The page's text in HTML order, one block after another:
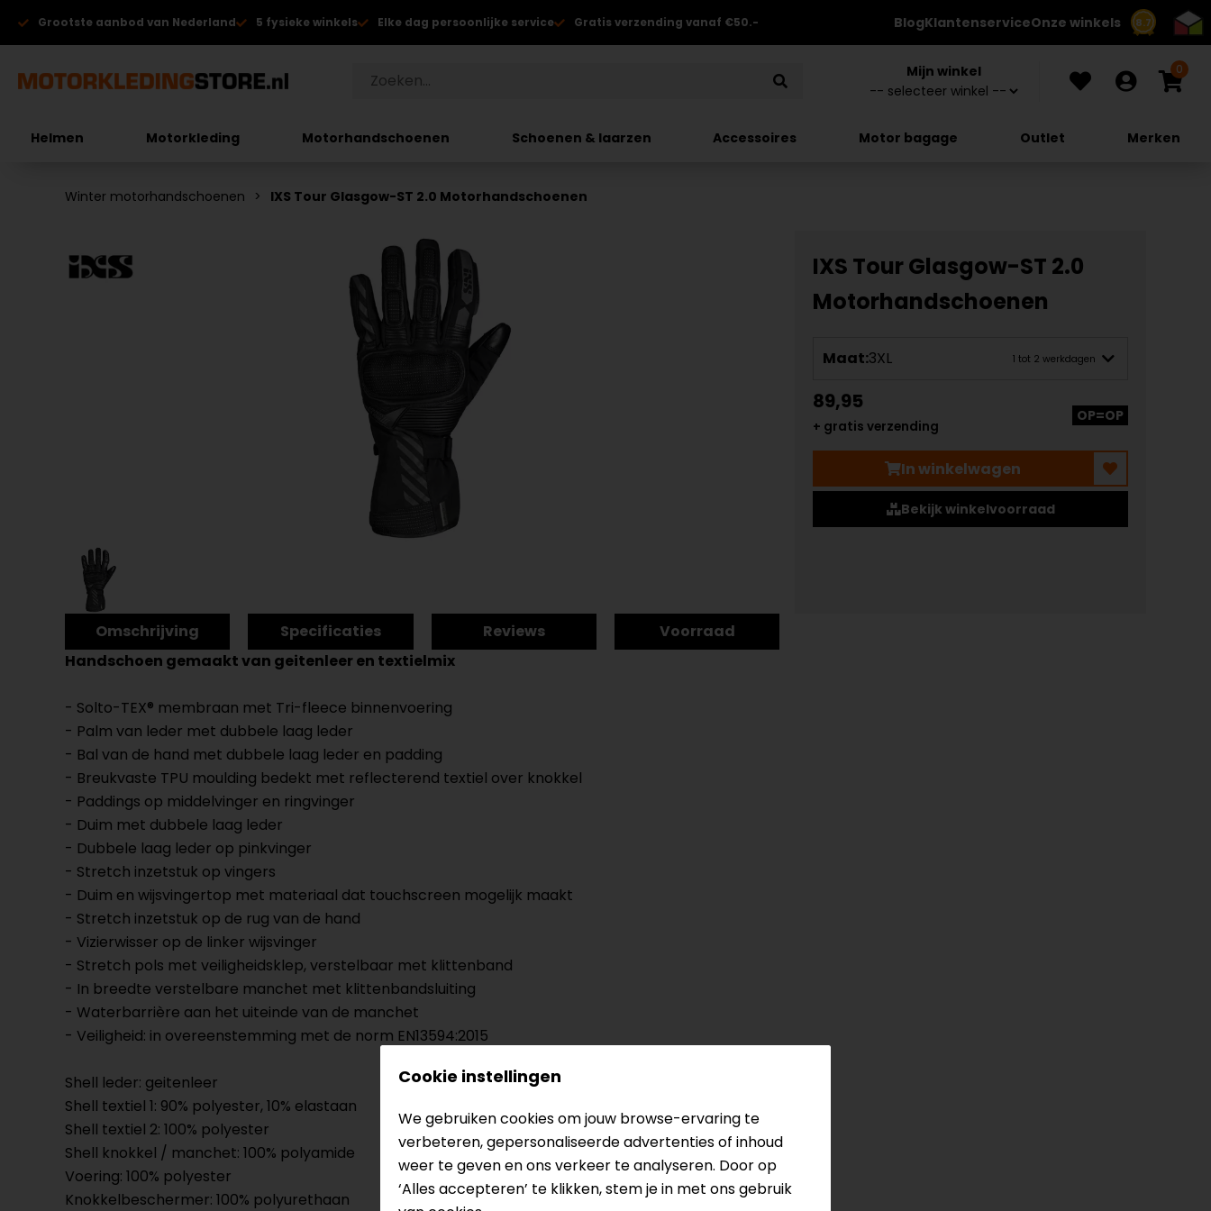
8.7
Grootste aanbod van Nederland 5 fysieke winkels Elke dag persoonlijke service Gratis verzending vanaf €50.- BlogKlantenserviceOnze winkels
Mijn winkel 0
Helmen Motorkleding Motorhandschoenen Schoenen & laarzen Accessoires Motor bagage Outlet Merken
Winter motorhandschoenen IXS Tour Glasgow-ST 2.0 Motorhandschoenen
IXS Tour Glasgow-ST 2.0
Motorhandschoenen
Maat:3XL 1 tot 2 werkdagen
89,95
+ gratis verzending
OP=OP
In winkelwagen
Bekijk winkelvoorraad
Omschrijving Specificaties Reviews
Voorraad
Handschoen gemaakt van geitenleer en textielmix
- Solto-TEX® membraan met Tri-fleece binnenvoering
- Palm van leder met dubbele laag leder
- Bal van de hand met dubbele laag leder en padding
- Breukvaste TPU moulding bedekt met reflecterend textiel over knokkel
- Paddings op middelvinger en ringvinger
- Duim met dubbele laag leder
- Dubbele laag leder op pinkvinger
- Stretch inzetstuk op vingers
- Duim en wijsvingertop met materiaal dat touchscreen mogelijk maakt
- Stretch inzetstuk op de rug van de hand
- Vizierwisser op de linker wijsvinger
- Stretch pols met veiligheidsklep, verstelbaar met klittenband
- In breedte verstelbare manchet met klittenbandsluiting
- Waterbarrière aan het uiteinde van de manchet
- Veiligheid: in overeenstemming met de norm EN13594:2015
Shell leder: geitenleer
Shell textiel 1: 90% polyester, 10% elastaan
Shell textiel 2: 100% polyester
Shell knokkel / manchet: 100% polyamide
Voering: 100% polyester
Knokkelbeschermer: 100% polyurethaan
Cookie instellingen
We gebruiken cookies om jouw browse-ervaring te
verbeteren, gepersonaliseerde advertenties of inhoud
weer te geven en ons verkeer te analyseren. Door op
‘Alles accepteren’ te klikken, stem je in met ons gebruik